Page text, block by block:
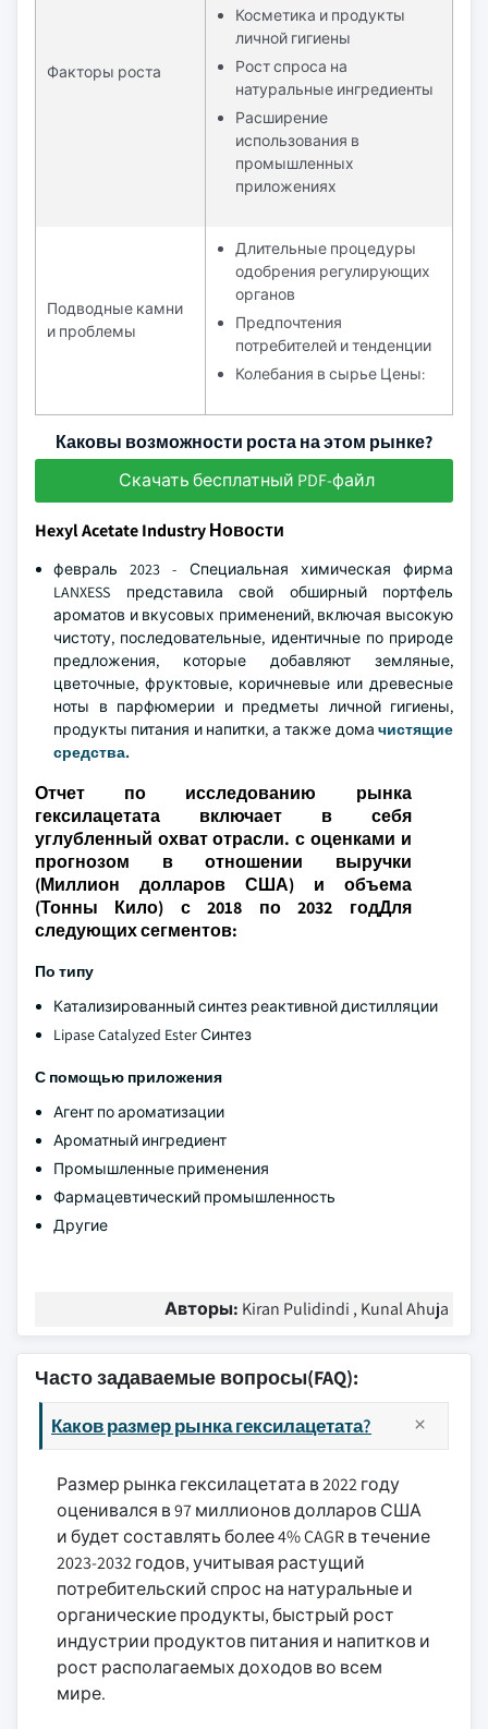
Факторы роста
Косметика и продукты
личной гигиены
Рост спроса на
натуральные ингредиенты
Расширение
использования в
промышленных
приложениях
Подводные камни
и проблемы
Длительные процедуры
одобрения регулирующих
органов
Предпочтения
потребителей и тенденции
Колебания в сырье Цены:
Каковы возможности роста на этом рынке?
Скачать бесплатный PDF-файл
Hexyl Acetate Industry Новости
февраль 2023 - Специальная химическая фирма
LANXESS представила свой обширный портфель
ароматов и вкусовых применений, включая высокую
чистоту, последовательные, идентичные по природе
предложения, которые добавляют земляные,
цветочные, фруктовые, коричневые или древесные
ноты в парфюмерии и предметы личной гигиены,
продукты питания и напитки, а также дома чистящие
средства.
Отчет по исследованию рынка
гексилацетата включает в себя
углубленный охват отрасли. с оценками и
прогнозом в отношении выручки
(Миллион долларов США) и объема
(Тонны Кило) с 2018 по 2032 годДля
следующих сегментов:
По типу
Катализированный синтез реактивной дистилляции
Lipase Catalyzed Ester Синтез
С помощью приложения
Агент по ароматизации
Ароматный ингредиент
Промышленные применения
Фармацевтический промышленность
Другие
Авторы: Kiran Pulidindi , Kunal Ahuja
Часто задаваемые вопросы(FAQ):
Каков размер рынка гексилацетата?
Размер рынка гексилацетата в 2022 году
оценивался в 97 миллионов долларов США
и будет составлять более 4% CAGR в течение
2023-2032 годов, учитывая растущий
потребительский спрос на натуральные и
органические продукты, быстрый рост
индустрии продуктов питания и напитков и
рост располагаемых доходов во всем
мире.